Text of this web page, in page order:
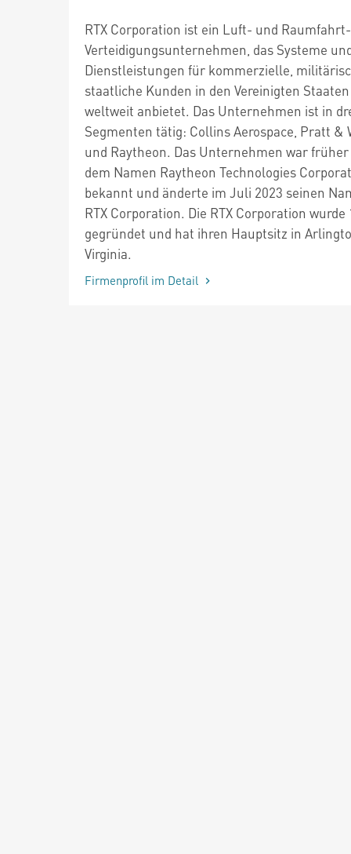
RTX Corporation ist ein Luft- und
Verteidigungsunternehmen, das Systeme
Dienstleistungen für kommerzielle,
staatliche Kunden in den Vereinigten
weltweit anbietet. Das Unternehmen ist in
Segmenten tätig: Collins Aerospace, Pratt &
und Raytheon. Das Unternehmen war
dem Namen Raytheon Technologies
bekannt und änderte im Juli 2023 seinen
RTX Corporation. Die RTX Corporation wurde
gegründet und hat ihren Hauptsitz in
Virginia.
Firmenprofil im Detail